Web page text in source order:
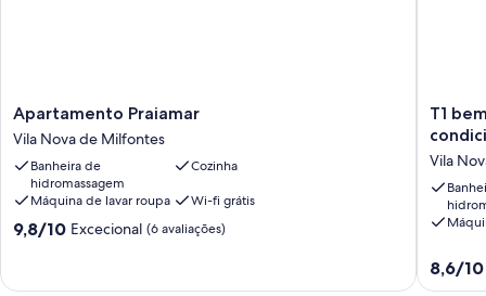
Apartamento
Praiamar
Vila
Nova
Milfontes
Apartamento Praiamar
Vila Nova de Milfontes
Banheira de
hidromassagem
Cozinha
Máquina de lavar roupa
Wi-fi grátis
Pontuação
de
9,8/10 Excecional (6 avaliações)
T1
bem
no
Centro
com
ar
Vila
Nova
T1
Vila
de
8,6/10